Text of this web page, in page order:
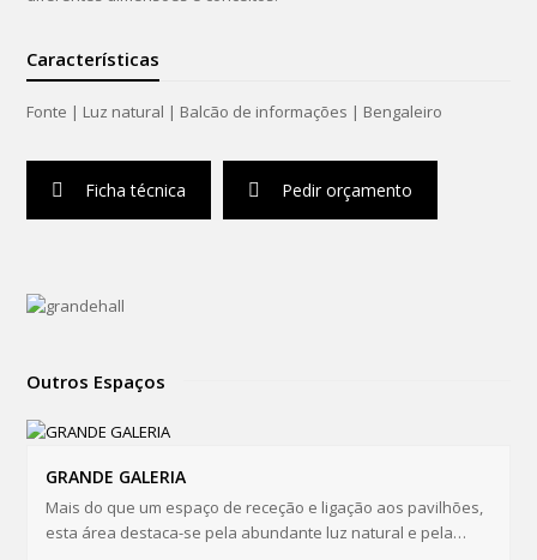
Características
Fonte | Luz natural | Balcão de informações | Bengaleiro
Ficha técnica Pedir orçamento
Outros Espaços
GRANDE GALERIA
Mais do que um espaço de receção e ligação aos pavilhões,
esta área destaca-se pela abundante luz natural e pela…